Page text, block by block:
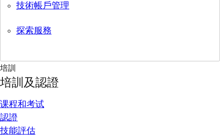
技術帳戶管理
探索服務
培訓
培訓及認證
课程和考试
認證
技能評估